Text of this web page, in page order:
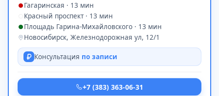
Гагаринская · 13 мин
Красный проспект · 13 мин
Площадь Гарина-Михайловского · 13 мин
Новосибирск, Железнодорожная ул, 12/1
Консультация по записи
+7 (383) 363-06-31